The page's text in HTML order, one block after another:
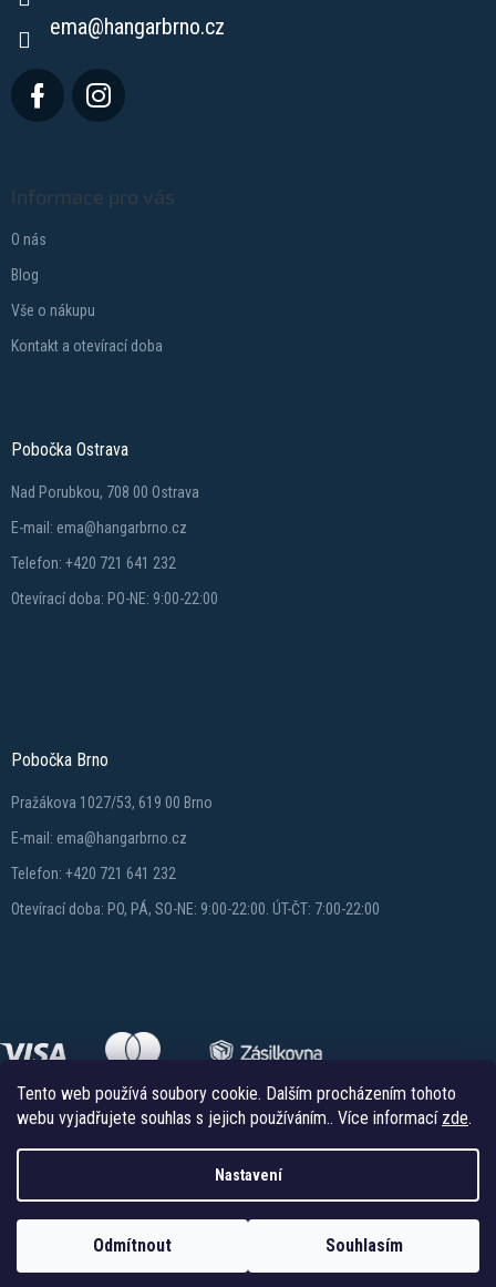
Tento web používá soubory cookie. Dalším procházením tohoto
webu vyjadřujete souhlas s jejich používáním.. Více informací zde.
Nastavení
Odmítnout Souhlasím
ema@hangarbrno.cz
Informace pro vás
O nás
Blog
Vše o nákupu
Kontakt a otevírací doba
Pobočka Ostrava
Nad Porubkou, 708 00 Ostrava
E-mail: ema@hangarbrno.cz
Telefon: +420 721 641 232
Otevírací doba: PO-NE: 9:00-22:00
Pobočka Brno
Pražákova 1027/53, 619 00 Brno
E-mail: ema@hangarbrno.cz
Telefon: +420 721 641 232
Otevírací doba: PO, PÁ, SO-NE: 9:00-22:00. ÚT-ČT: 7:00-22:00
Hangareshop.cz. Všechna práva vyhrazena.